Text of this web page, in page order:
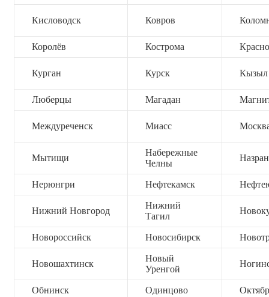
Кисловодск Ковров
Королёв Кострома
Курган Курск Кызыл
Люберцы Магадан
Междуреченск Миасс
Мытищи
Набережные
Челны
Нерюнгри Нефтекамск
Нижний Новгород
Нижний
Тагил
Новороссийск Новосибирск
Новошахтинск
Новый
Уренгой
Обнинск Одинцово